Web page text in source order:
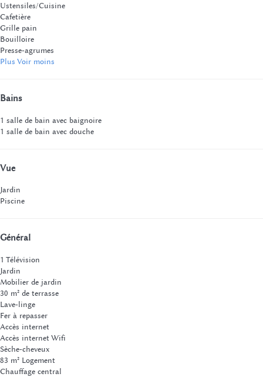
Ustensiles/Cuisine
Cafetière
Grille pain
Bouilloire
Presse-agrumes
Plus Voir moins
Bains
1 salle de bain avec baignoire
1 salle de bain avec douche
Vue
Jardin
Piscine
Général
1 Télévision
Jardin
Mobilier de jardin
30 m² de terrasse
Lave-linge
Fer à repasser
Accès internet
Accès internet Wifi
Sèche-cheveux
83 m² Logement
Chauffage central